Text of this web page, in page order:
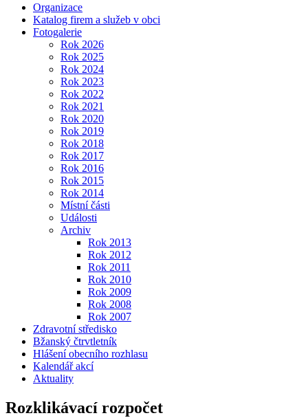
Organizace
Katalog firem a služeb v obci
Fotogalerie
Rok 2026
Rok 2025
Rok 2024
Rok 2023
Rok 2022
Rok 2021
Rok 2020
Rok 2019
Rok 2018
Rok 2017
Rok 2016
Rok 2015
Rok 2014
Místní části
Události
Archiv
Rok 2013
Rok 2012
Rok 2011
Rok 2010
Rok 2009
Rok 2008
Rok 2007
Zdravotní středisko
Bžanský čtrvtletník
Hlášení obecního rozhlasu
Kalendář akcí
Aktuality
Rozklikávací rozpočet